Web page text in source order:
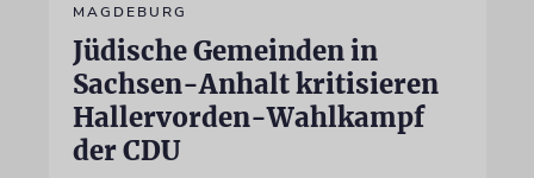
MAGDEBURG
Jüdische Gemeinden in
Sachsen-Anhalt kritisieren
Hallervorden-Wahlkampf
der CDU